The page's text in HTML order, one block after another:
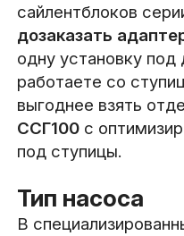
сайлентблоков
дозаказать
одну установку под
работаете со
выгоднее взять
ССГ100с
под ступицы.
Тип насоса
В